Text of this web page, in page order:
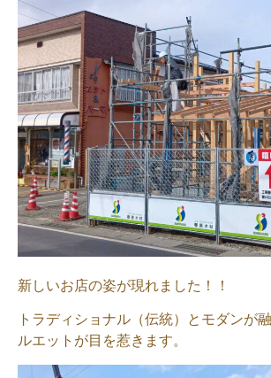
新しいお店の姿が現れました！！
トラディショナル（伝統）とモダンが
ルエットが目を惹きます。